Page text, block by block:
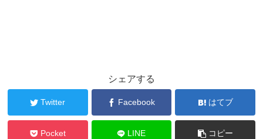
シェアする
Twitter Facebook はてブ
Pocket LINE コピー